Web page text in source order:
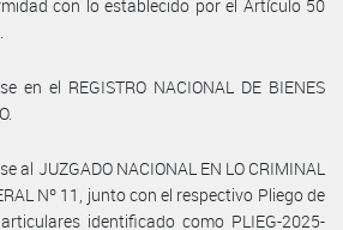
con lo establecido por el Artículo 50
en el REGISTRO NACIONAL DE BIENES
al JUZGADO NACIONAL EN LO CRIMINAL
Nº 11, junto con el respectivo Pliego de
identificado como PLIEG-2025-